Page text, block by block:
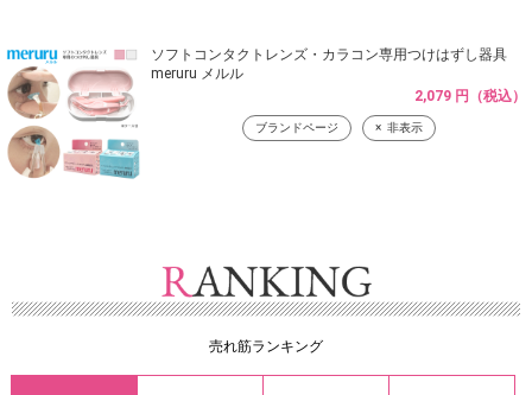
ソフトコンタクトレンズ・カラコン専用つけはずし器具
meruru メルル
2,079 円（税込）
ブランドページ 非表示
売れ筋ランキング